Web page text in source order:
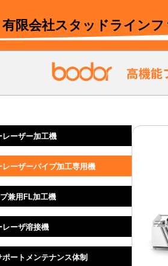
有限会社スタッドライン
レーザー加工機
レーザーパイプ加工専用機
兼用FL加工機
レーザ溶接機
ポートメンテナンス体制